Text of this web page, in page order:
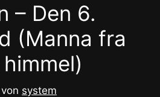
– Den 6.
(Manna fra
von system